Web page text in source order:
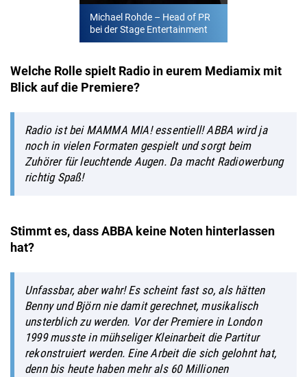
Michael Rohde – Head of PR
bei der Stage Entertainment
Welche Rolle spielt Radio in eurem Mediamix mit
Blick auf die Premiere?
Radio ist bei MAMMA MIA! essentiell! ABBA wird ja
noch in vielen Formaten gespielt und sorgt beim
Zuhörer für leuchtende Augen. Da macht Radiowerbung
richtig Spaß!
Stimmt es, dass ABBA keine Noten hinterlassen
hat?
Unfassbar, aber wahr! Es scheint fast so, als hätten
Benny und Björn nie damit gerechnet, musikalisch
unsterblich zu werden. Vor der Premiere in London
1999 musste in mühseliger Kleinarbeit die Partitur
rekonstruiert werden. Eine Arbeit die sich gelohnt hat,
denn bis heute haben mehr als 60 Millionen